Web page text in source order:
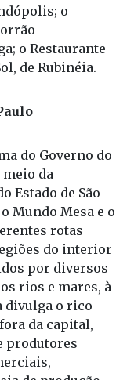
o
o Restaurante
de Rubinéia.
do Governo do
meio da
Estado de São
Mundo Mesa e o
rotas
do interior
por diversos
rios e mares, à
divulga o rico
da capital,
produtores